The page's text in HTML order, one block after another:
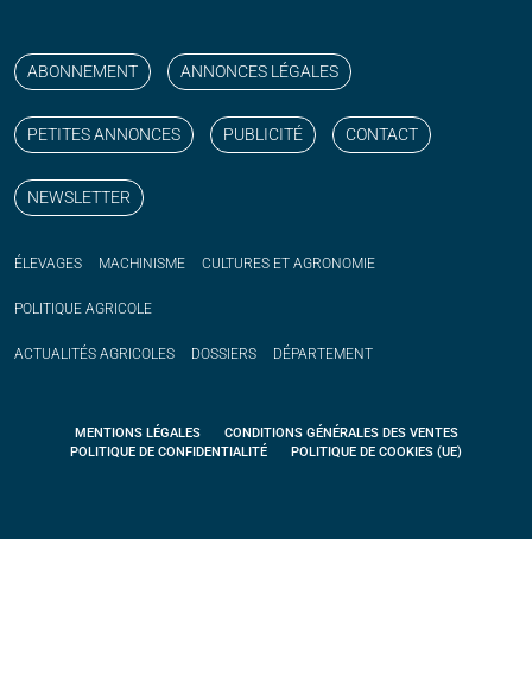
ABONNEMENT ANNONCES LÉGALES
PETITES ANNONCES PUBLICITÉ CONTACT
NEWSLETTER
ÉLEVAGES MACHINISME CULTURES ET AGRONOMIE
POLITIQUE AGRICOLE
ACTUALITÉS AGRICOLES DOSSIERS DÉPARTEMENT
MENTIONS LÉGALES
CONDITIONS GÉNÉRALES DES VENTES
POLITIQUE DE CONFIDENTIALITÉ
POLITIQUE DE COOKIES (UE)